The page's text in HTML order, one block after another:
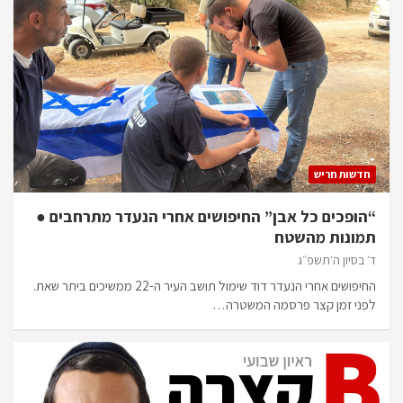
חדשות חריש
“הופכים כל אבן” החיפושים אחרי הנעדר מתרחבים ●
תמונות מהשטח
ד׳ בסיון ה׳תשפ״ג
החיפושים אחרי הנעדר דוד שימול תושב העיר ה-22 ממשיכים ביתר שאת.
לפני זמן קצר פרסמה המשטרה…